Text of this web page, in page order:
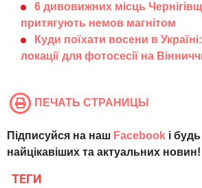
6 дивовижних місць
притягують немов магнітом
Куди поїхати восени в
локації для фотосесії на
ПЕЧАТЬ СТРАНИЦЫ
Підписуйся на наш Facebook і
найцікавіших та актуальних новин!
ТЕГИ